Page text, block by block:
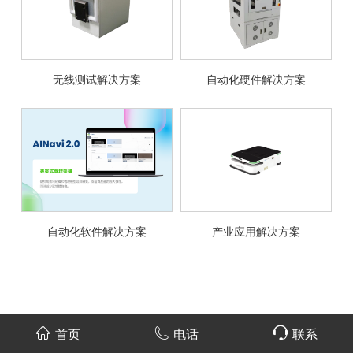
无线测试解决方案 自动化硬件解决方案
自动化软件解决方案 产业应用解决方案
首页 电话 联系